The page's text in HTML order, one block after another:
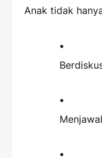
Anak tidak